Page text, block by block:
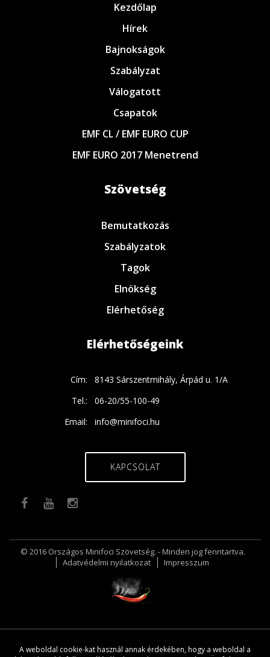
Kezdőlap
Hírek
Bajnokságok
Szabályzat
Válogatott
Csapatok
EMF CL / EMF EURO CUP
EMF EURO 2017 Menetrend
Szövetség
Bemutatkozás
Szabályzatok
Tagok
Elnökség
Elérhetőség
Elérhetőségeink
Cím:
8143 Sárszentmihály, Árpád u. 1/A
Tel.:
06-20/55-100-49
Email:
info@minifoci.hu
KAPCSOLAT
© 2016 Országos Minifoci Szövetség. - Minden jog fenntartva.
Adatvédelmi nyilatkozat
Impresszum
A weboldal cookie-kat használ annak érdekében, hogy a weboldal a